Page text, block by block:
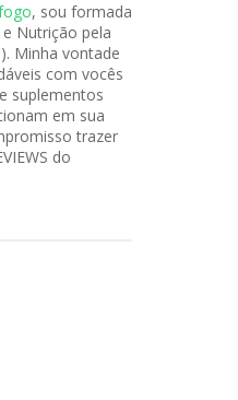
, sou formada
Nutrição pela
Minha vontade
com vocês
suplementos
em sua
trazer
do